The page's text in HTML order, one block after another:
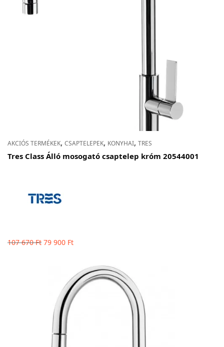
AKCIÓS TERMÉKEK, CSAPTELEPEK, KONYHAI, TRES
Tres Class Álló mosogató csaptelep króm 20544001
107 670Ft Original
670 Ft.
79 900 FtCurrent
900 Ft.